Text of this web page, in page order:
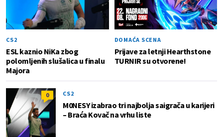
CS2
ESL kaznio NiKa zbog
polomljenih slušalica u finalu
Majora
DOMAĆA SCENA
Prijave za letnji Hearthstone
TURNIR su otvorene!
0 CS2
M0NESY izabrao tri najbolja saigrača u karijeri
– Braća Kovač na vrhu liste